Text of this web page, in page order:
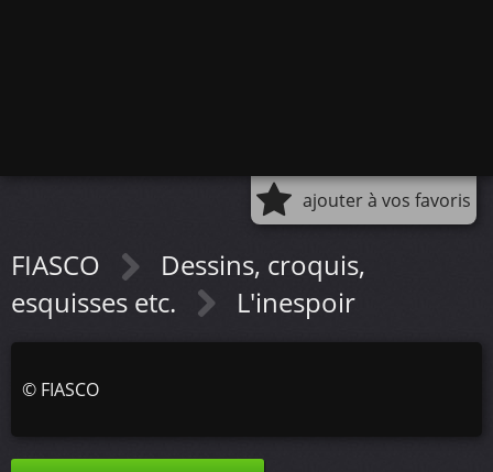
ajouter à vos favoris
FIASCO
Dessins, croquis,
esquisses etc.
L'inespoir
© FIASCO